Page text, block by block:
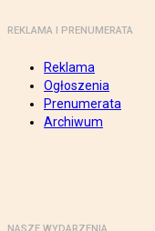
REKLAMA I PRENUMERATA
Reklama
Ogłoszenia
Prenumerata
Archiwum